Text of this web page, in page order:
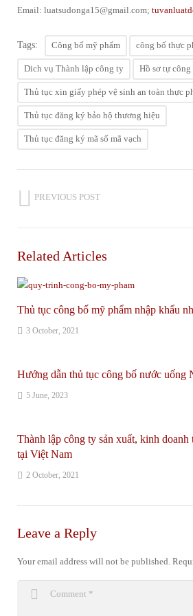
Email: luatsudonga15@gmail.com;
Tags: Công bố mỹ phẩm công bố thực
Dich vụ Thành lập công ty Hồ sơ tự
Thủ tục xin giấy phép vệ sinh an toàn thực
Thủ tục đăng ký bảo hộ thương hiệu
Thủ tục đăng ký mã số mã vạch
PREVIOUS POST
Related Articles
Thủ tục công bố mỹ phẩm nhập khẩu
3 October, 2021
Hướng dẫn thủ tục công bố nước uống
5 June, 2023
Thành lập công ty sản xuất, kinh doanh
tại Việt Nam
2 October, 2021
Leave a Reply
Your email address will not be published.